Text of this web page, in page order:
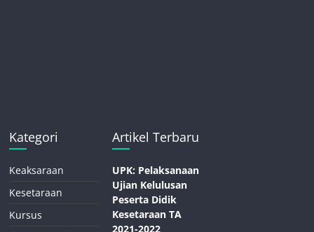
Kategori
Keaksaraan
Kesetaraan
Kursus
Artikel Terbaru
UPK: Pelaksanaan
Ujian Kelulusan
Peserta Didik
Kesetaraan TA
2021-2022